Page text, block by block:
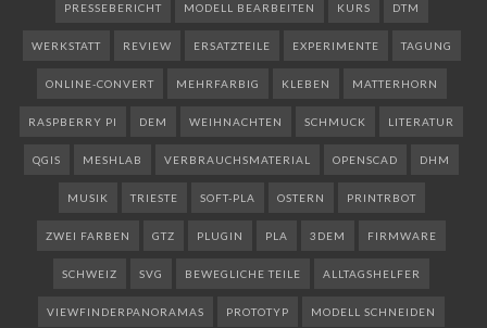
PRESSEBERICHT MODELL BEARBEITEN KURS DTM
WERKSTATT REVIEW ERSATZTEILE EXPERIMENTE TAGUNG
ONLINE-CONVERT MEHRFARBIG KLEBEN MATTERHORN
RASPBERRY PI DEM WEIHNACHTEN SCHMUCK LITERATUR
QGIS MESHLAB VERBRAUCHSMATERIAL OPENSCAD DHM
MUSIK TRIESTE SOFT-PLA OSTERN PRINTRBOT
ZWEI FARBEN GTZ PLUGIN PLA 3DEM FIRMWARE
SCHWEIZ SVG BEWEGLICHE TEILE ALLTAGSHELFER
VIEWFINDERPANORAMAS PROTOTYP MODELL SCHNEIDEN